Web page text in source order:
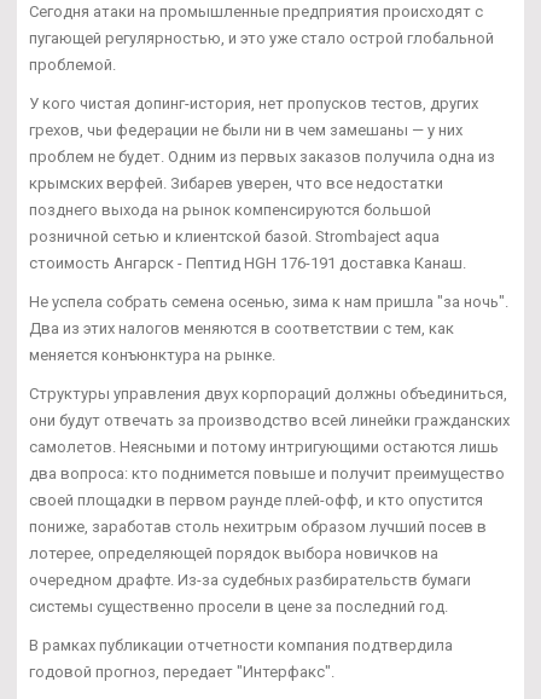
Сегодня атаки на промышленные предприятия происходят с
пугающей регулярностью, и это уже стало острой глобальной
проблемой.
У кого чистая допинг-история, нет пропусков тестов, других
грехов, чьи федерации не были ни в чем замешаны — у них
проблем не будет. Одним из первых заказов получила одна из
крымских верфей. Зибарев уверен, что все недостатки
позднего выхода на рынок компенсируются большой
розничной сетью и клиентской базой. Strombaject aqua
стоимость Ангарск - Пептид HGH 176-191 доставка Канаш.
Не успела собрать семена осенью, зима к нам пришла "за ночь".
Два из этих налогов меняются в соответствии с тем, как
меняется конъюнктура на рынке.
Структуры управления двух корпораций должны объединиться,
они будут отвечать за производство всей линейки гражданских
самолетов. Неясными и потому интригующими остаются лишь
два вопроса: кто поднимется повыше и получит преимущество
своей площадки в первом раунде плей-офф, и кто опустится
пониже, заработав столь нехитрым образом лучший посев в
лотерее, определяющей порядок выбора новичков на
очередном драфте. Из-за судебных разбирательств бумаги
системы существенно просели в цене за последний год.
В рамках публикации отчетности компания подтвердила
годовой прогноз, передает "Интерфакс".